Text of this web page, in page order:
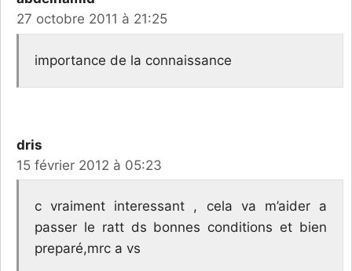
27 octobre 2011 à 21:25
importance de la connaissance
dris
15 février 2012 à 05:23
c vraiment interessant , cela va m’aider a
passer le ratt ds bonnes conditions et bien
preparé,mrc a vs